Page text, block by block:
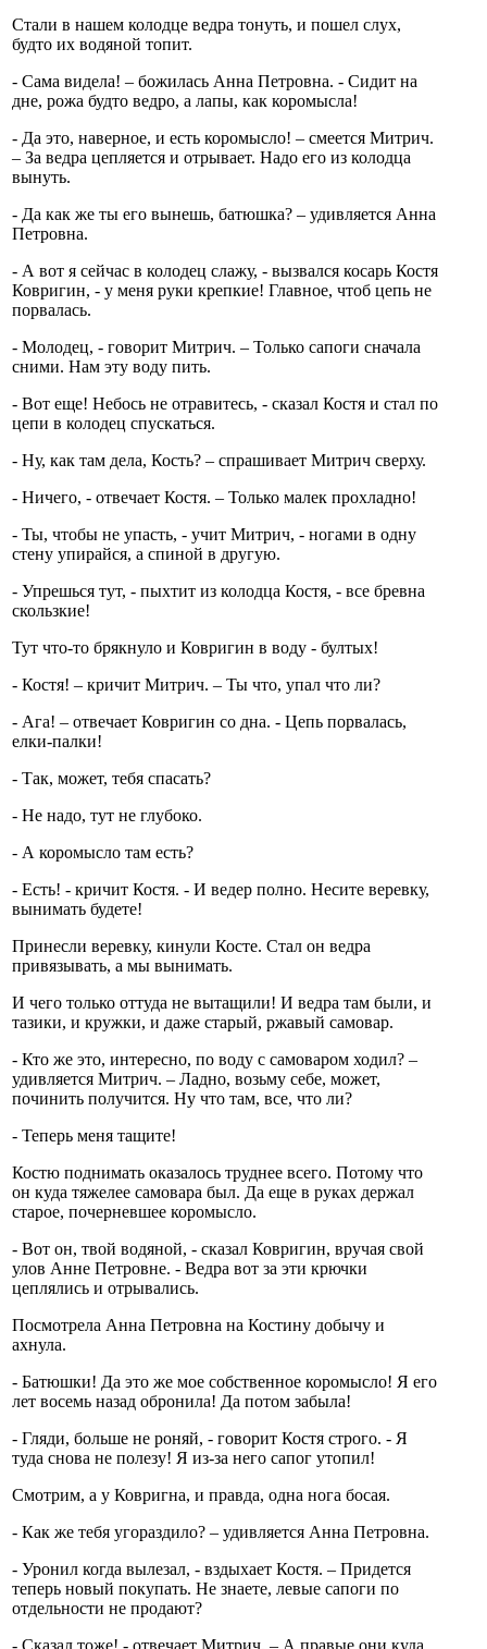
Стали в нашем колодце ведра тонуть, и пошел слух,
будто их водяной топит.
- Сама видела! – божилась Анна Петровна. - Сидит на
дне, рожа будто ведро, а лапы, как коромысла!
- Да это, наверное, и есть коромысло! – смеется Митрич.
– За ведра цепляется и отрывает. Надо его из колодца
вынуть.
- Да как же ты его вынешь, батюшка? – удивляется Анна
Петровна.
- А вот я сейчас в колодец слажу, - вызвался косарь Костя
Ковригин, - у меня руки крепкие! Главное, чтоб цепь не
порвалась.
- Молодец, - говорит Митрич. – Только сапоги сначала
сними. Нам эту воду пить.
- Вот еще! Небось не отравитесь, - сказал Костя и стал по
цепи в колодец спускаться.
- Ну, как там дела, Кость? – спрашивает Митрич сверху.
- Ничего, - отвечает Костя. – Только малек прохладно!
- Ты, чтобы не упасть, - учит Митрич, - ногами в одну
стену упирайся, а спиной в другую.
- Упрешься тут, - пыхтит из колодца Костя, - все бревна
скользкие!
Тут что-то брякнуло и Ковригин в воду - бултых!
- Костя! – кричит Митрич. – Ты что, упал что ли?
- Ага! – отвечает Ковригин со дна. - Цепь порвалась,
елки-палки!
- Так, может, тебя спасать?
- Не надо, тут не глубоко.
- А коромысло там есть?
- Есть! - кричит Костя. - И ведер полно. Несите веревку,
вынимать будете!
Принесли веревку, кинули Косте. Стал он ведра
привязывать, а мы вынимать.
И чего только оттуда не вытащили! И ведра там были, и
тазики, и кружки, и даже старый, ржавый самовар.
- Кто же это, интересно, по воду с самоваром ходил? –
удивляется Митрич. – Ладно, возьму себе, может,
починить получится. Ну что там, все, что ли?
- Теперь меня тащите!
Костю поднимать оказалось труднее всего. Потому что
он куда тяжелее самовара был. Да еще в руках держал
старое, почерневшее коромысло.
- Вот он, твой водяной, - сказал Ковригин, вручая свой
улов Анне Петровне. - Ведра вот за эти крючки
цеплялись и отрывались.
Посмотрела Анна Петровна на Костину добычу и
ахнула.
- Батюшки! Да это же мое собственное коромысло! Я его
лет восемь назад обронила! Да потом забыла!
- Гляди, больше не роняй, - говорит Костя строго. - Я
туда снова не полезу! Я из-за него сапог утопил!
Смотрим, а у Ковригна, и правда, одна нога босая.
- Как же тебя угораздило? – удивляется Анна Петровна.
- Уронил когда вылезал, - вздыхает Костя. – Придется
теперь новый покупать. Не знаете, левые сапоги по
отдельности не продают?